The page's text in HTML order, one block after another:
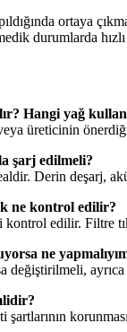
ortaya
durumlarda
Hangi yağ
üreticinin
şarj edilmeli?
Derin deşarj,
ne kontrol edilir?
edilir. Filtre
ne
değiştirilmeli,
şartlarının